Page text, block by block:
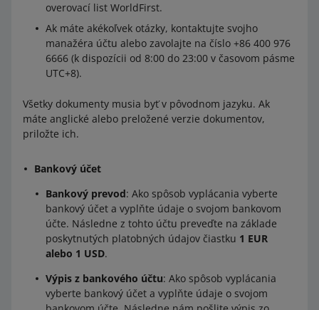
overovací list WorldFirst.
Ak máte akékoľvek otázky, kontaktujte svojho
manažéra účtu alebo zavolajte na číslo +86 ‪400 976
6666‬ (k dispozícii od 8:00 do 23:00 v časovom pásme
UTC+8).‬
Všetky dokumenty musia byť v pôvodnom jazyku. Ak
máte anglické alebo preložené verzie dokumentov,
priložte ich.
Bankový účet
Bankový prevod: Ako spôsob vyplácania vyberte
bankový účet a vyplňte údaje o svojom bankovom
účte. Následne z tohto účtu preveďte na základe
poskytnutých platobných údajov čiastku 1 EUR
alebo 1 USD.
Výpis z bankového účtu: Ako spôsob vyplácania
vyberte bankový účet a vyplňte údaje o svojom